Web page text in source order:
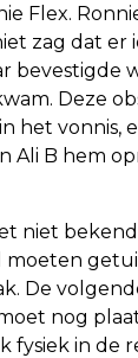
Flex.
zag dat er
bevestigde
Deze
het vonnis,
Ali B hem
niet
moeten
De
nog
fysiek in de